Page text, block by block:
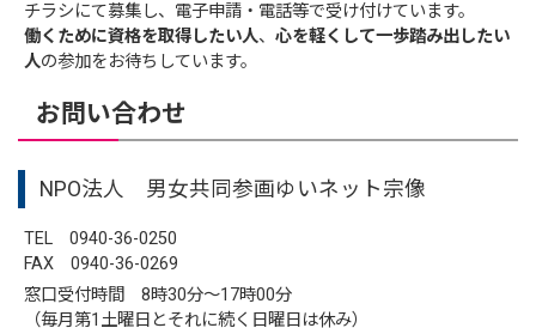
チラシにて募集し、電子申請・電話等で受け付けています。
働くために資格を取得したい人、心を軽くして一歩踏み出したい
人の参加をお待ちしています。
お問い合わせ
NPO法人 男女共同参画ゆいネット宗像
TEL 0940-36-0250
FAX 0940-36-0269
窓口受付時間 8時30分〜17時00分
（毎月第1土曜日とそれに続く日曜日は休み）